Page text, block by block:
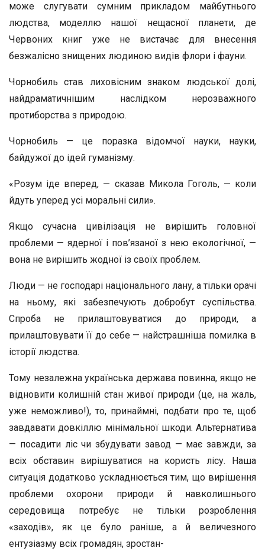
може слугувати сумним прикладом майбутнього
людства, моделлю нашої нещасної планети, де
Червоних книг уже не вистачає для внесення
безжалісно знищених людиною видів флори і фауни.
Чорнобиль став лиховісним знаком людської долі,
найдраматичнішим наслідком нерозважного
протиборства з природою.
Чорнобиль — це поразка відомчої науки, науки,
байдужої до ідей гуманізму.
«Розум іде вперед, — сказав Микола Гоголь, — коли
йдуть уперед усі моральні сили».
Якщо сучасна цивілізація не вирішить головної
проблеми — ядерної і пов’язаної з нею екологічної, —
вона не вирішить жодної із своїх проблем.
Люди — не господарі національного лану, а тільки орачі
на ньому, які забезпечують добробут суспільства.
Спроба не прилаштовуватися до природи, а
прилаштовувати її до себе — найстрашніша помилка в
історії людства.
Тому незалежна українська держава повинна, якщо не
відновити колишній стан живої природи (це, на жаль,
уже неможливо!), то, принаймні, подбати про те, щоб
завдавати довкіллю мінімальної шкоди. Альтернатива
— посадити ліс чи збудувати завод — має завжди, за
всіх обставин вирішуватися на користь лісу. Наша
ситуація додатково ускладнюється тим, що вирішення
проблеми охорони природи й навколишнього
середовища потребує не тільки розроблення
«заходів», як це було раніше, а й величезного
ентузіазму всіх громадян, зростан-